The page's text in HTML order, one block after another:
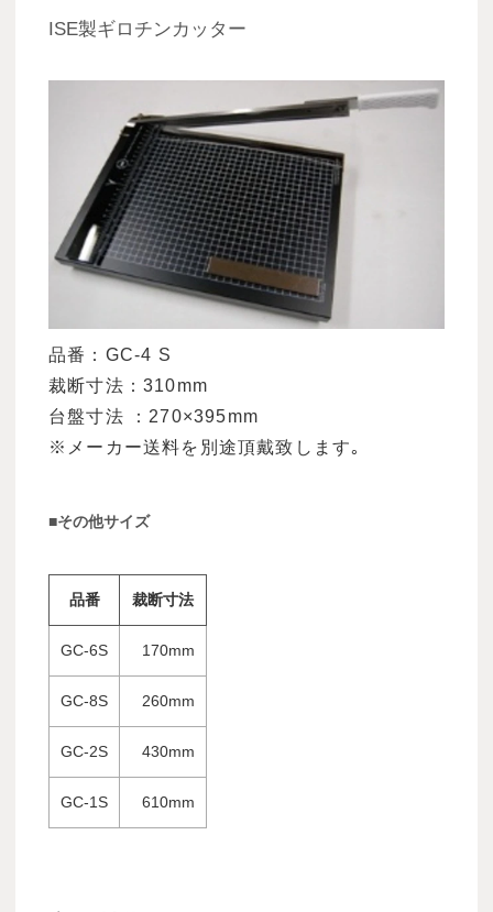
ISE製ギロチンカッター
品番：GC-4 S
裁断寸法：310mm
台盤寸法 ：270×395mm
※メーカー送料を別途頂戴致します｡
■その他サイズ
品番 裁断寸法
GC-6S 170mm
GC-8S 260mm
GC-2S 430mm
GC-1S 610mm